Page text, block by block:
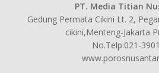
PT. Media Titian
Gedung Permata Cikini Lt. 2,
cikini,Menteng-Jakarta
No.Telp:021-